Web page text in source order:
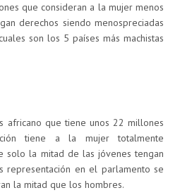
que consideran a la mujer menos
derechos siendo menospreciadas
son los 5 países más machistas
africano que tiene unos 22 millones
tiene a la mujer totalmente
solo la mitad de las jóvenes tengan
representación en el parlamento se
la mitad que los hombres.